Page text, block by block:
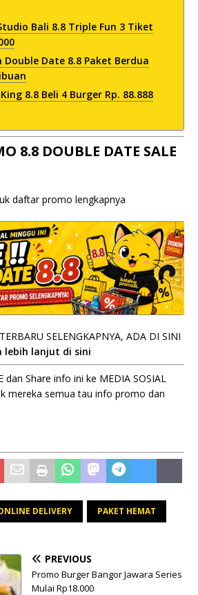
Bali 8.8 Triple Fun 3 Tiket
Double Date 8.8 Paket Berdua
8.8 Beli 4 Burger Rp. 88.888
8.8 DOUBLE DATE SALE
daftar promo lengkapnya
SELENGKAPNYA, ADA DI SINI
lebih lanjut di sini
dan Share info ini ke MEDIA SOSIAL
mereka semua tau info promo dan
DELIVERY PAKET HEMAT
PREVIOUS
Promo Burger Bangor Jawara Series
Mulai Rp18.000